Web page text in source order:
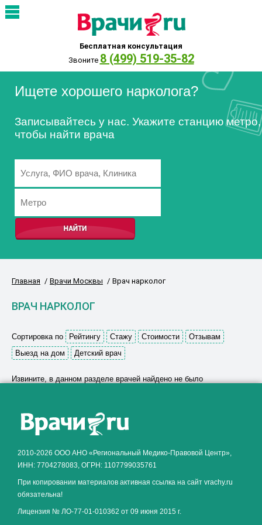
Бесплатная консультация
Звоните 8 (499) 519-35-82
Ищете хорошего нарколога?
Записывайтесь у нас. Укажите станцию метро,
чтобы найти врача
Главная Врачи Москвы Врач нарколог
ВРАЧ НАРКОЛОГ
Сортировка по Рейтингу Стажу Стоимости
Отзывам
Выезд на дом
Детский врач
Извините, в данном разделе врачей найдено не было
2010-2026 ООО АНО «Региональный Медико-Правовой Центр»,
ИНН: 7704278083, ОГРН: 1107799035761
При копировании материалов активная ссылка на сайт vrachy.ru
обязательна!
Лицензия № ЛО-77-01-010362 от 09 июня 2015 г.